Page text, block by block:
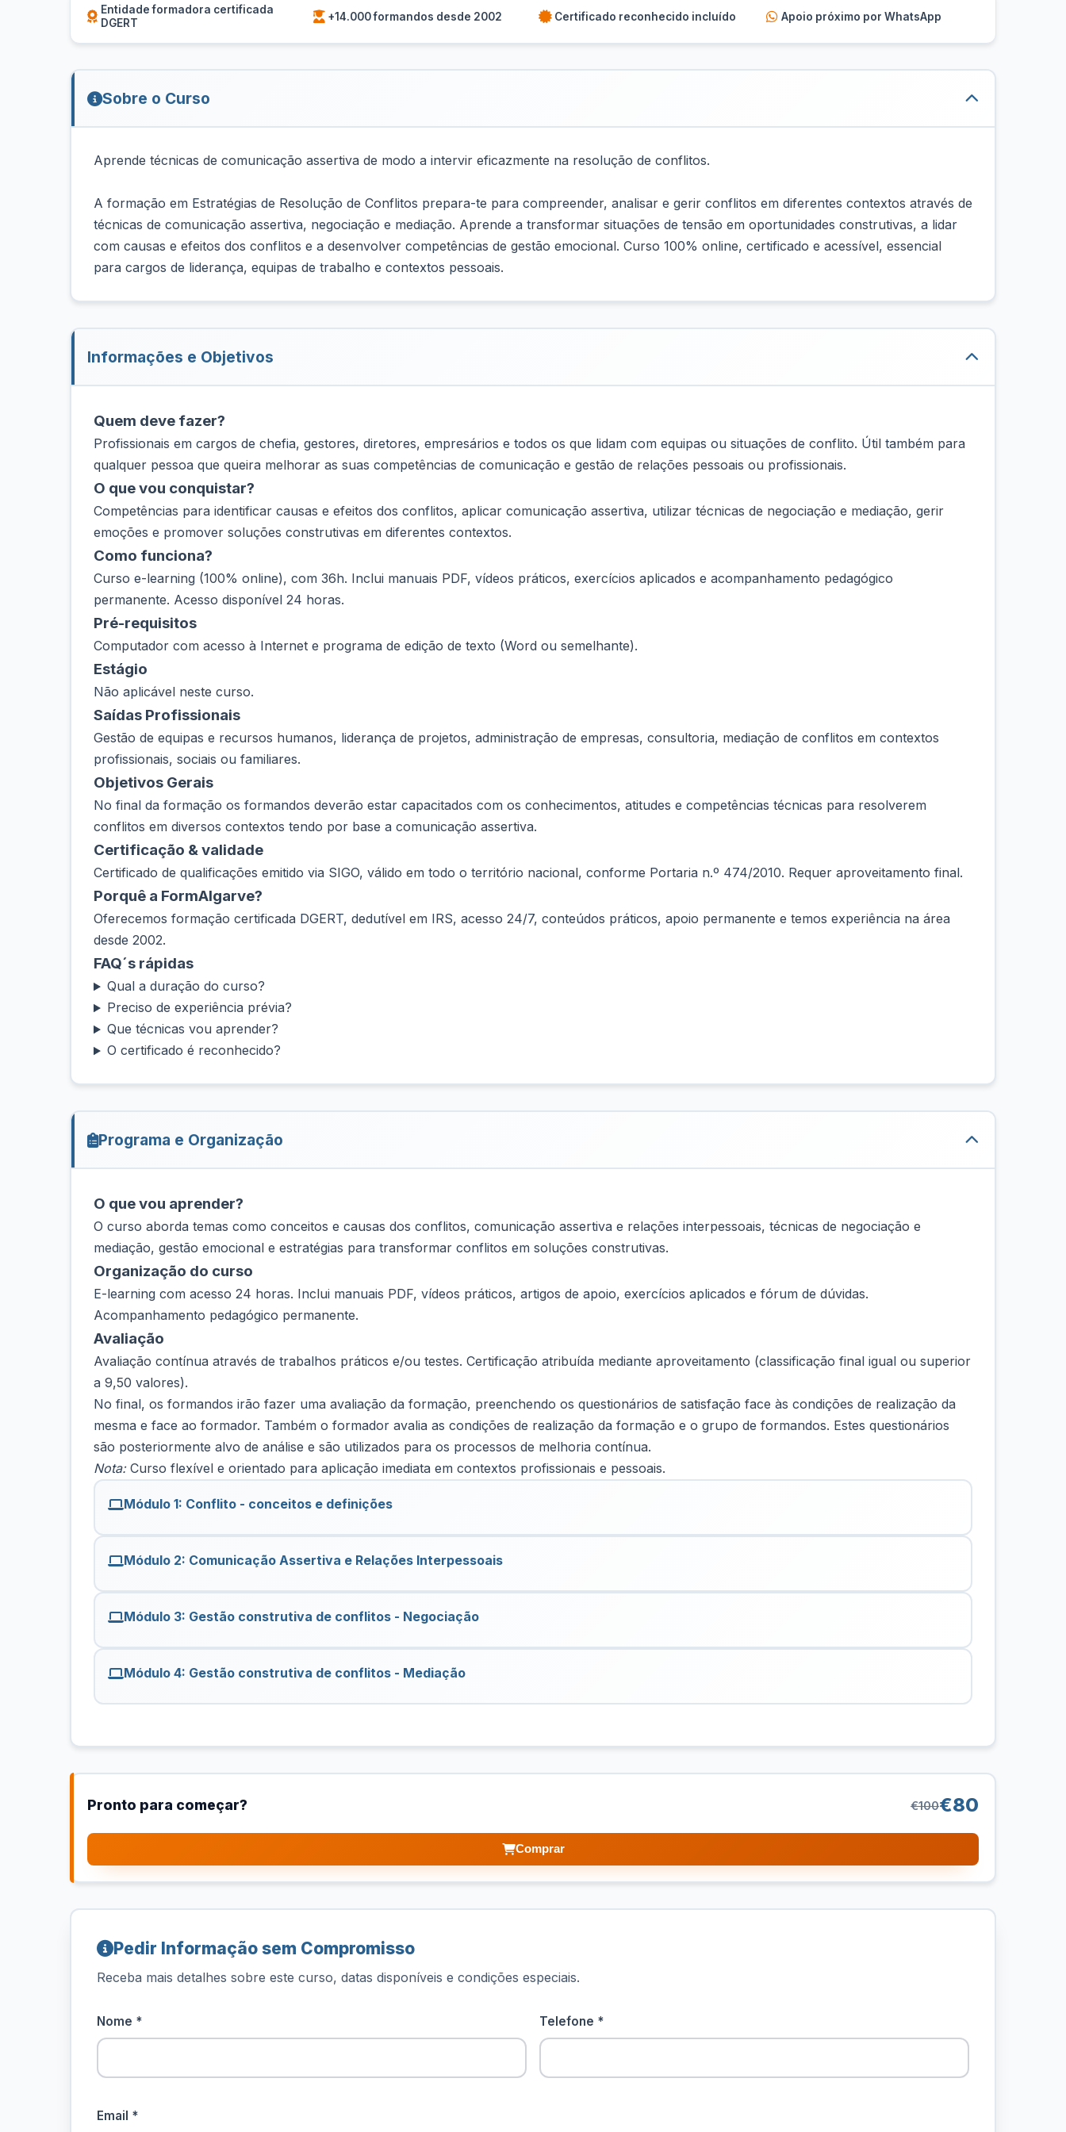
Entidade formadora certificada
DGERT
+14.000 formandos desde 2002 Certificado reconhecido incluído Apoio próximo por WhatsApp
Sobre o Curso
Aprende técnicas de comunicação assertiva de modo a intervir eficazmente na resolução de conflitos.
A formação em Estratégias de Resolução de Conflitos prepara-te para compreender, analisar e gerir conflitos em diferentes contextos através de
técnicas de comunicação assertiva, negociação e mediação. Aprende a transformar situações de tensão em oportunidades construtivas, a lidar
com causas e efeitos dos conflitos e a desenvolver competências de gestão emocional. Curso 100% online, certificado e acessível, essencial
para cargos de liderança, equipas de trabalho e contextos pessoais.
Informações e Objetivos
Quem deve fazer?
Profissionais em cargos de chefia, gestores, diretores, empresários e todos os que lidam com equipas ou situações de conflito. Útil também para
qualquer pessoa que queira melhorar as suas competências de comunicação e gestão de relações pessoais ou profissionais.
O que vou conquistar?
Competências para identificar causas e efeitos dos conflitos, aplicar comunicação assertiva, utilizar técnicas de negociação e mediação, gerir
emoções e promover soluções construtivas em diferentes contextos.
Como funciona?
Curso e-learning (100% online), com 36h. Inclui manuais PDF, vídeos práticos, exercícios aplicados e acompanhamento pedagógico
permanente. Acesso disponível 24 horas.
Pré-requisitos
Computador com acesso à Internet e programa de edição de texto (Word ou semelhante).
Estágio
Não aplicável neste curso.
Saídas Profissionais
Gestão de equipas e recursos humanos, liderança de projetos, administração de empresas, consultoria, mediação de conflitos em contextos
profissionais, sociais ou familiares.
Objetivos Gerais
No final da formação os formandos deverão estar capacitados com os conhecimentos, atitudes e competências técnicas para resolverem
conflitos em diversos contextos tendo por base a comunicação assertiva.
Certificação & validade
Certificado de qualificações emitido via SIGO, válido em todo o território nacional, conforme Portaria n.º 474/2010. Requer aproveitamento final.
Porquê a FormAlgarve?
Oferecemos formação certificada DGERT, dedutível em IRS, acesso 24/7, conteúdos práticos, apoio permanente e temos experiência na área
desde 2002.
FAQ´s rápidas
Qual a duração do curso?
Preciso de experiência prévia?
Que técnicas vou aprender?
O certificado é reconhecido?
Programa e Organização
O que vou aprender?
O curso aborda temas como conceitos e causas dos conflitos, comunicação assertiva e relações interpessoais, técnicas de negociação e
mediação, gestão emocional e estratégias para transformar conflitos em soluções construtivas.
Organização do curso
E-learning com acesso 24 horas. Inclui manuais PDF, vídeos práticos, artigos de apoio, exercícios aplicados e fórum de dúvidas.
Acompanhamento pedagógico permanente.
Avaliação
Avaliação contínua através de trabalhos práticos e/ou testes. Certificação atribuída mediante aproveitamento (classificação final igual ou superior
a 9,50 valores).
No final, os formandos irão fazer uma avaliação da formação, preenchendo os questionários de satisfação face às condições de realização da
mesma e face ao formador. Também o formador avalia as condições de realização da formação e o grupo de formandos. Estes questionários
são posteriormente alvo de análise e são utilizados para os processos de melhoria contínua.
Nota:Curso flexível e orientado para aplicação imediata em contextos profissionais e pessoais.
Módulo 1: Conflito - conceitos e definições
Módulo 2: Comunicação Assertiva e Relações Interpessoais
Módulo 3: Gestão construtiva de conflitos - Negociação
Módulo 4: Gestão construtiva de conflitos - Mediação
Pronto para começar? €100€80
Comprar
Pedir Informação sem Compromisso
Receba mais detalhes sobre este curso, datas disponíveis e condições especiais.
Nome * Telefone *
Email *